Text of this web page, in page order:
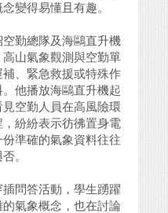
變得易懂且有趣。
勤總隊及海鷗直升機
山氣象觀測與空勤單
、緊急救援或特殊作
他播放海鷗直升機起
空勤人員在高風險環
紛紛表示彷彿置身電
準確的氣象資料往往
。
問答活動，學生踴躍
氣象概念，也在討論